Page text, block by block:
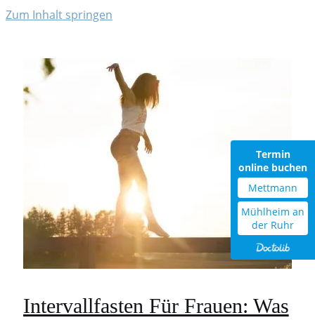
Zum Inhalt springen
Intervallfasten Für Frauen: Was
Termin
online buchen
Mettmann
Mühlheim an
der Ruhr